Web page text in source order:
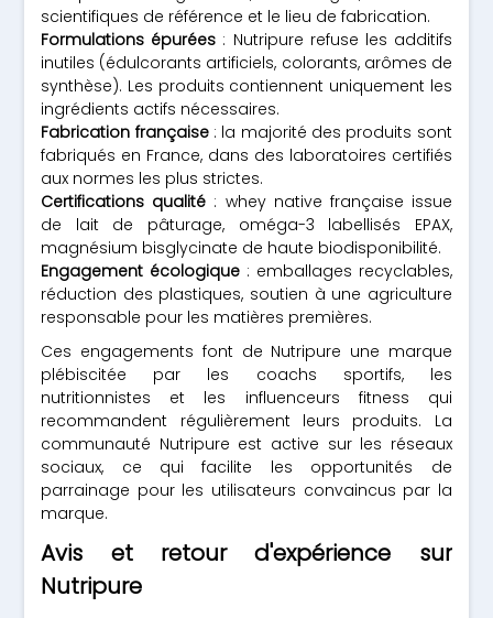
scientifiques de référence et le lieu de fabrication.
Formulations épurées : Nutripure refuse les additifs
inutiles (édulcorants artificiels, colorants, arômes de
synthèse). Les produits contiennent uniquement les
ingrédients actifs nécessaires.
Fabrication française: la majorité des produits sont
fabriqués en France, dans des laboratoires certifiés
aux normes les plus strictes.
Certifications qualité : whey native française issue
de lait de pâturage, oméga-3 labellisés EPAX,
magnésium bisglycinate de haute biodisponibilité.
Engagement écologique : emballages recyclables,
réduction des plastiques, soutien à une agriculture
responsable pour les matières premières.
Ces engagements font de Nutripure une marque
plébiscitée par les coachs sportifs, les
nutritionnistes et les influenceurs fitness qui
recommandent régulièrement leurs produits. La
communauté Nutripure est active sur les réseaux
sociaux, ce qui facilite les opportunités de
parrainage pour les utilisateurs convaincus par la
marque.
Avis et retour d'expérience sur
Nutripure